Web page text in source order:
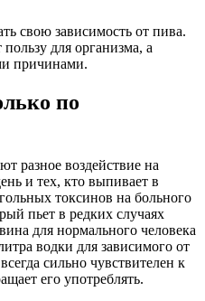
свою зависимость от пива.
для организма, а
причинами.
по
разное воздействие на
и тех, кто выпивает в
токсинов на больного
пьет в редких случаях
для нормального человека
водки для зависимого от
сильно чувствителен к
его употреблять.